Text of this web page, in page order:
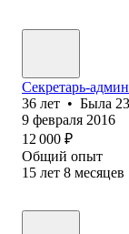
Секретарь-
36 лет • Была
9 февраля 2016
12 000 ₽
Общий опыт
15 лет 8 месяцев